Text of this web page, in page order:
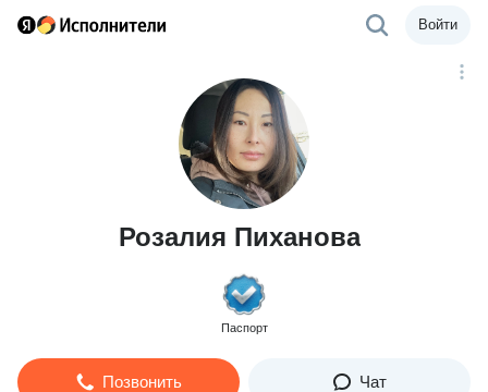
Войти
Розалия Пиханова
Паспорт
Позвонить Чат